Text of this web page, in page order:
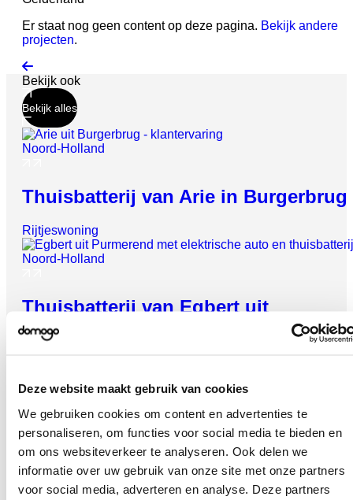
Deze website maakt gebruik van cookies
We gebruiken cookies om content en advertenties te
personaliseren, om functies voor social media te bieden en
om ons websiteverkeer te analyseren. Ook delen we
informatie over uw gebruik van onze site met onze partners
voor social media, adverteren en analyse. Deze partners
Er staat nog geen content op deze pagina. Bekijk andere
projecten.
Bekijk ook
Bekijk alles
Noord-Holland
Thuisbatterij van Arie in Burgerbrug
Rijtjeswoning
Noord-Holland
Thuisbatterij van Egbert uit
Purmerend
Thuisbatterij van Erik uit
Rijtjeswoning
Vrijheid geeft energie
Check wat een thuisbatterij jou kan
opleveren
energiekosten en krijg zekerheid met noodstroom.
✓ 1500 euro gemiddeld rendement
Persoonlijk advies van